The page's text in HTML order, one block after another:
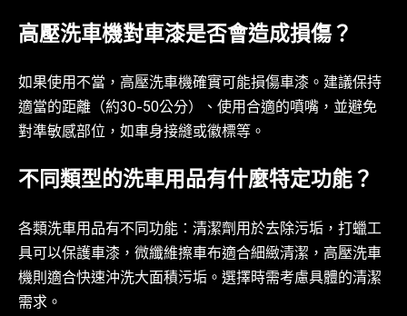
高壓洗車機對車漆是否會造成損傷？
如果使用不當，高壓洗車機確實可能損傷車漆。建議保持
適當的距離（約30-50公分）、使用合適的噴嘴，並避免
對準敏感部位，如車身接縫或徽標等。
不同類型的洗車用品有什麼特定功能？
各類洗車用品有不同功能：清潔劑用於去除污垢，打蠟工
具可以保護車漆，微纖維擦車布適合細緻清潔，高壓洗車
機則適合快速沖洗大面積污垢。選擇時需考慮具體的清潔
需求。